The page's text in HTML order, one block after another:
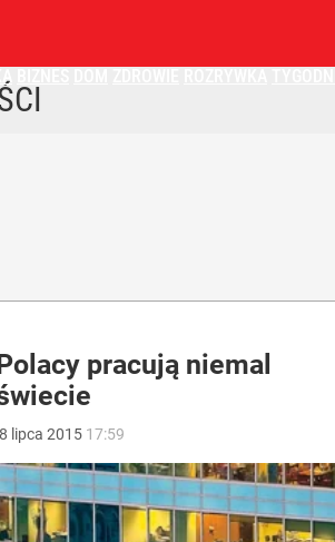
pracują niemal
8 lipca 2015 17:59